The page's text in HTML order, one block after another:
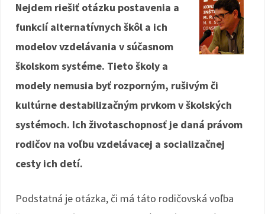
k
e
Nejdem riešiť otázku postavenia a
funkcií alternatívnych škôl a ich
modelov vzdelávania v súčasnom
školskom systéme. Tieto školy a
modely nemusia byť rozporným, rušivým či
kultúrne destabilizačným prvkom v školských
systémoch. Ich životaschopnosť je daná právom
rodičov na voľbu vzdelávacej a socializačnej
cesty ich detí.
Podstatná je otázka, či má táto rodičovská voľba